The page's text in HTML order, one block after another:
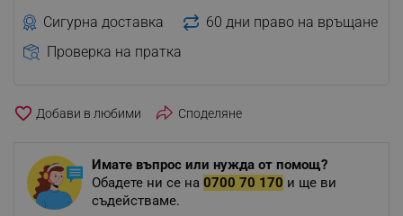
Сигурна доставка
60 дни право на връщане
Проверка на пратка
favorite_border Споделяне
Имате въпрос или нужда от помощ?
Обадете ни се на 0700 70 170 и ще ви
съдействаме.